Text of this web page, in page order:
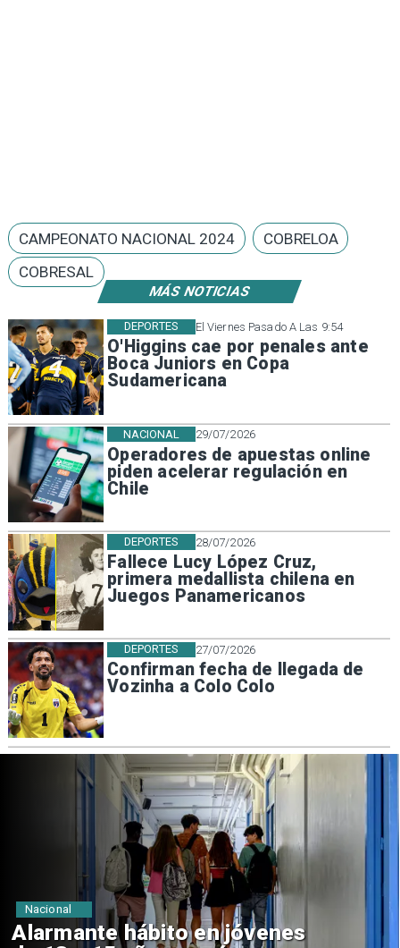
MÁS NOTICIAS
El Viernes Pasado A Las 9:54
O'Higgins cae por penales ante
Boca Juniors en Copa
Sudamericana
DEPORTES
29/07/2026
Operadores de apuestas online
piden acelerar regulación en
Chile
NACIONAL
28/07/2026
Fallece Lucy López Cruz,
primera medallista chilena en
Juegos Panamericanos
DEPORTES
27/07/2026
Confirman fecha de llegada de
Vozinha a Colo Colo
DEPORTES
CAMPEONATO NACIONAL 2024
COBRELOA
COBRESAL
Aprueban creación del Parque
Regiones